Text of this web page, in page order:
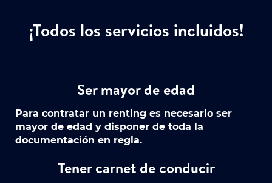
¡Todos los servicios incluidos!
Ser mayor de edad
Para contratar un renting es necesario ser
mayor de edad y disponer de toda la
documentación en regla.
Tener carnet de conducir